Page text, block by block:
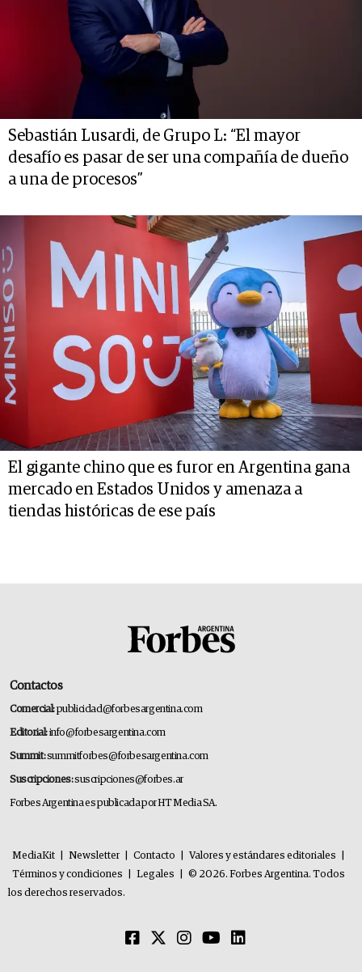
Sebastián Lusardi, de Grupo L: “El mayor
desafío es pasar de ser una compañía de dueño
a una de procesos”
El gigante chino que es furor en Argentina gana
mercado en Estados Unidos y amenaza a
tiendas históricas de ese país
Contactos
Comercial:publicidad@forbesargentina.com
Editorial:info@forbesargentina.com
Summit:summitforbes@forbesargentina.com
Suscripciones:suscripciones@forbes.ar
Forbes Argentina es publicada por HT Media SA.
MediaKit Newsletter Contacto Valores y estándares editoriales
Términos y condiciones
Legales
© 2026. Forbes Argentina. Todos
los derechos reservados.